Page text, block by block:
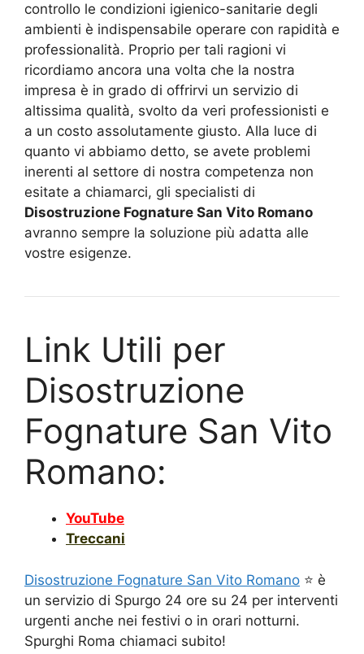
controllo le condizioni igienico-sanitarie degli
ambienti è indispensabile operare con rapidità e
professionalità. Proprio per tali ragioni vi
ricordiamo ancora una volta che la nostra
impresa è in grado di offrirvi un servizio di
altissima qualità, svolto da veri professionisti e
a un costo assolutamente giusto. Alla luce di
quanto vi abbiamo detto, se avete problemi
inerenti al settore di nostra competenza non
esitate a chiamarci, gli specialisti di
Disostruzione Fognature San Vito Romano
avranno sempre la soluzione più adatta alle
vostre esigenze.
Link Utili per
Disostruzione
Fognature San Vito
Romano:
YouTube
Treccani
Disostruzione Fognature San Vito Romano ⭐ è
un servizio di Spurgo 24 ore su 24 per interventi
urgenti anche nei festivi o in orari notturni.
Spurghi Roma chiamaci subito!